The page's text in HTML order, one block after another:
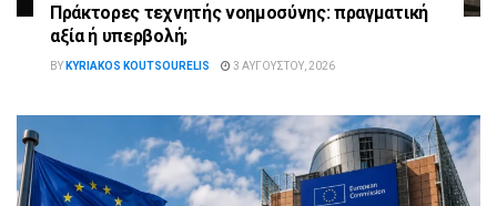
Πράκτορες τεχνητής νοημοσύνης: πραγματική
αξία ή υπερβολή;
BY KYRIAKOS KOUTSOURELIS 3 ΑΥΓΟΎΣΤΟΥ, 2026